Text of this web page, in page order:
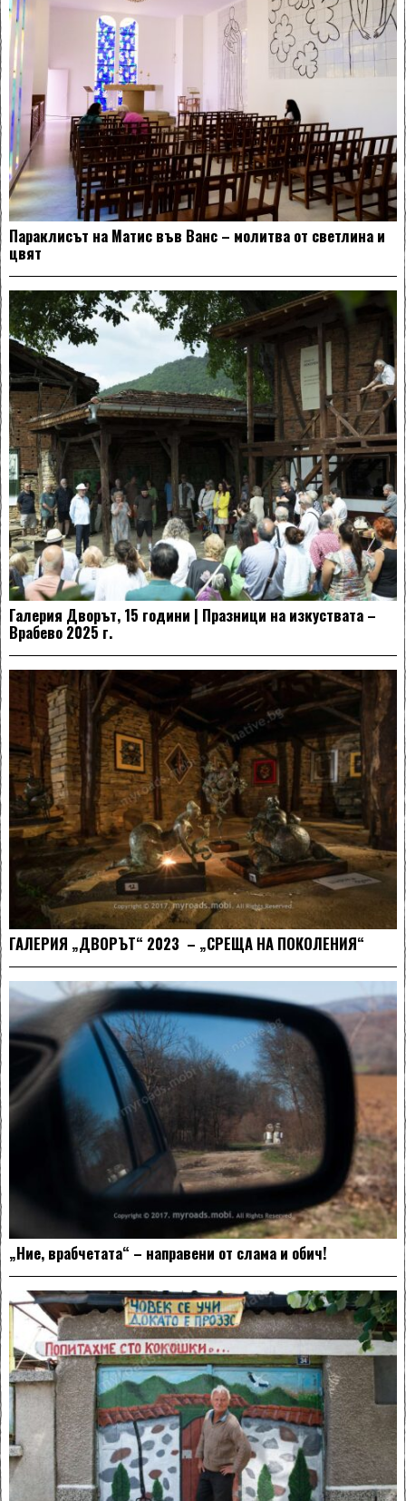
Параклисът на Матис във Ванс – молитва от светлина и
цвят
Галерия Дворът, 15 години | Празници на изкуствата –
Врабево 2025 г.
ГАЛЕРИЯ „ДВОРЪТ“ 2023 – „СРЕЩА НА ПОКОЛЕНИЯ“
„Ние, врабчетата“ – направени от слама и обич!